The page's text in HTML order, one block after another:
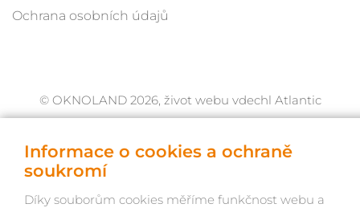
Ochrana osobních údajů
© OKNOLAND 2026, život webu vdechl Atlantic
Informace o cookies a ochraně
soukromí
Díky souborům cookies měříme funkčnost webu a